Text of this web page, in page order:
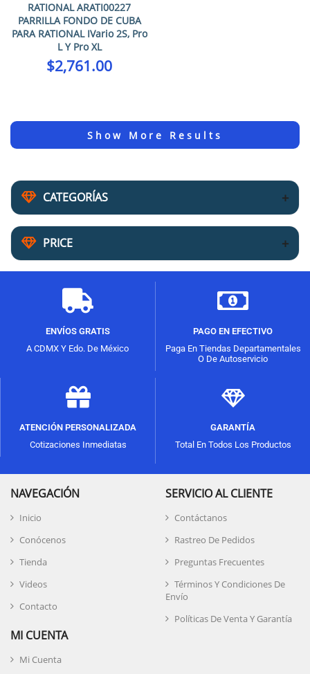
CATEGORÍAS
PRICE
RATIONAL ARATI00227
PARRILLA FONDO DE CUBA
PARA RATIONAL IVario 2S, Pro
L Y Pro XL
$2,761.00
ENVÍOS GRATIS
A CDMX Y Edo. De México
PAGO EN EFECTIVO
Paga En Tiendas Departamentales
O De Autoservicio
ATENCIÓN PERSONALIZADA
Cotizaciones Inmediatas
GARANTÍA
Total En Todos Los Productos
NAVEGACIÓN
Inicio
Conócenos
Tienda
Videos
Contacto
SERVICIO AL CLIENTE
Contáctanos
Rastreo De Pedidos
Preguntas Frecuentes
Términos Y Condiciones De
Envío
Políticas De Venta Y Garantía
MI CUENTA
Mi Cuenta